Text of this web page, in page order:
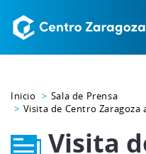
Inicio
Sala de Prensa
Visita de Centro Zaragoza
Visita